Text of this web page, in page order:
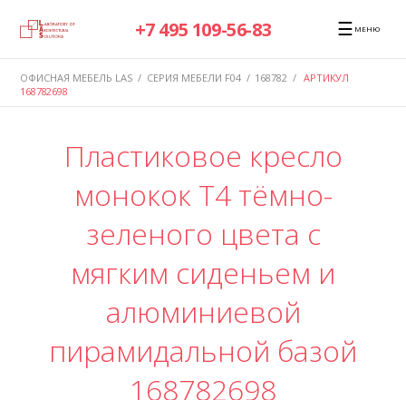
+7 495 109-56-83 ☰ МЕНЮ
ОФИСНАЯ МЕБЕЛЬ LAS / СЕРИЯ МЕБЕЛИ F04 / 168782 / АРТИКУЛ
168782698
Пластиковое кресло
монокок T4 тёмно-
зеленого цвета с
мягким сиденьем и
алюминиевой
пирамидальной базой
168782698